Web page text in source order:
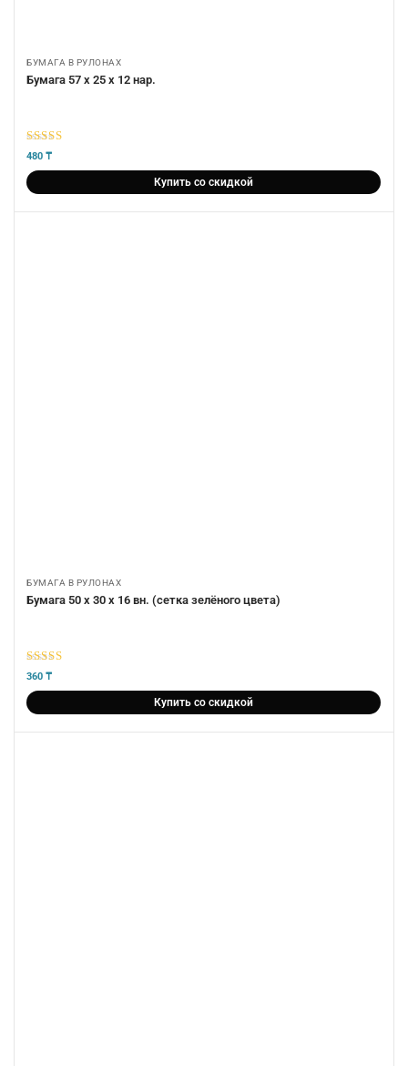
БУМАГА В РУЛОНАХ
Бумага 57 х 25 х 12 нар.
5из 5
480 ₸
Купить со скидкой
БУМАГА В РУЛОНАХ
Бумага 50 х 30 х 16 вн. (сетка зелёного цвета)
5из 5
360 ₸
Купить со скидкой